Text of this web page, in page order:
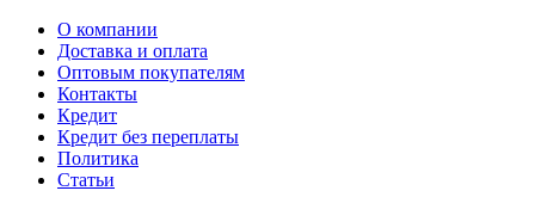
О компании
Доставка и оплата
Оптовым покупателям
Контакты
Кредит
Кредит без переплаты
Политика
Статьи